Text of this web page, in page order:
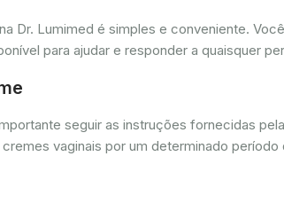
Dr. Lumimed é simples e conveniente.
para ajudar e responder a quaisquer
seguir as instruções fornecidas
vaginais por um determinado período